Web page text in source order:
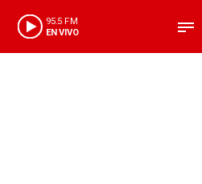
95.5 FM
EN VIVO